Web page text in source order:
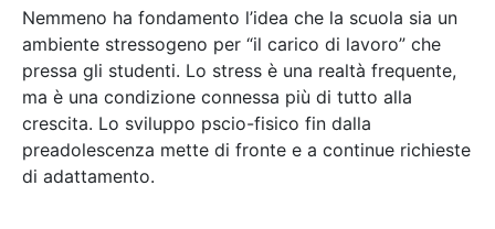
Nemmeno ha fondamento l’idea che la scuola sia un
ambiente stressogeno per “il carico di lavoro” che
pressa gli studenti. Lo stress è una realtà frequente,
ma è una condizione connessa più di tutto alla
crescita. Lo sviluppo pscio-fisico fin dalla
preadolescenza mette di fronte e a continue richieste
di adattamento.